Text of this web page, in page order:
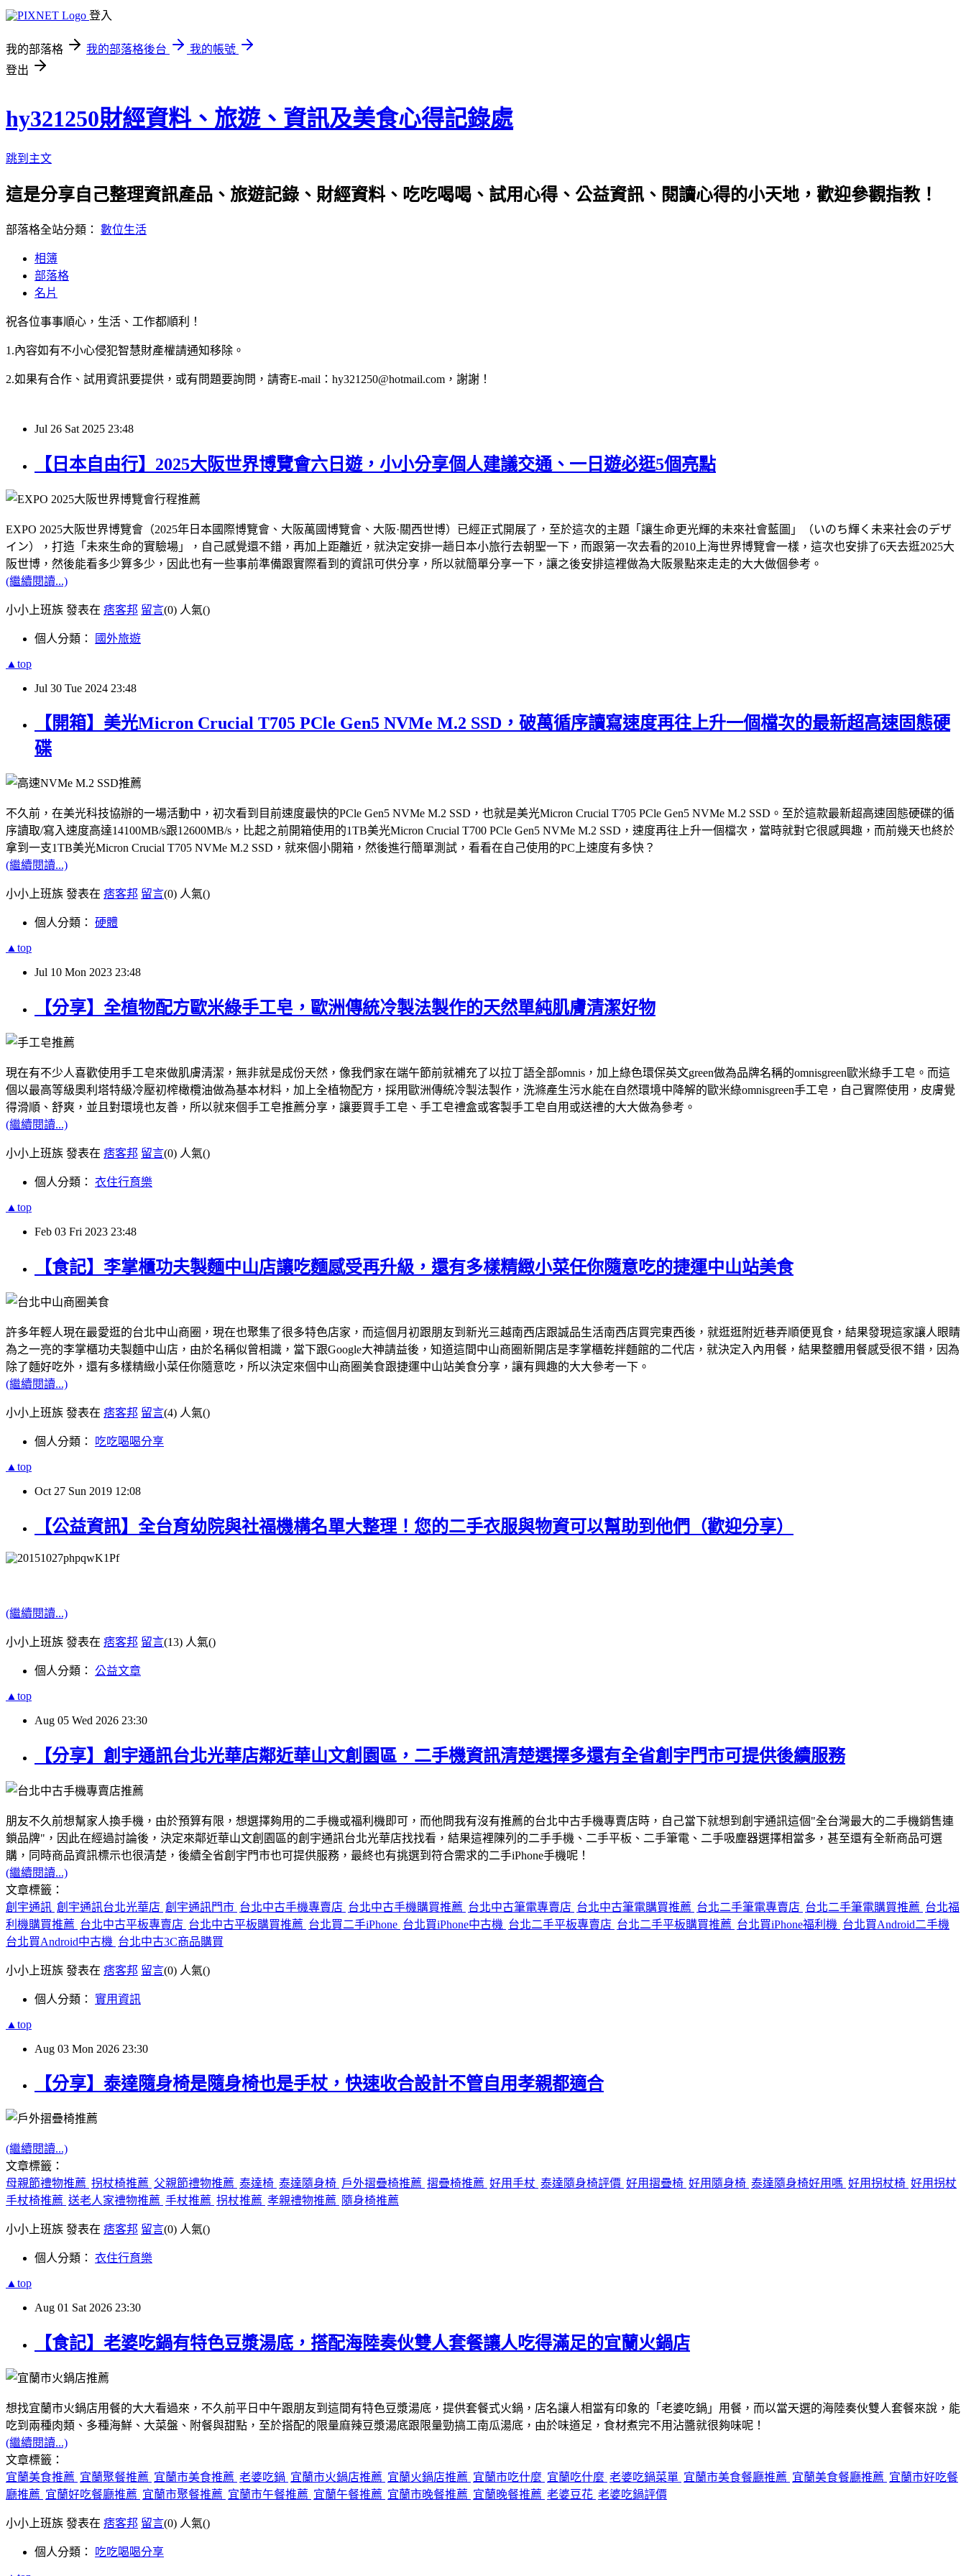
登入
我的部落格 我的部落格後台
我的帳號
登出
hy321250財經資料、旅遊、資訊及美食心得記錄處
跳到主文
這是分享自己整理資訊產品、旅遊記錄、財經資料、吃吃喝喝、試用心得、公益資訊、閱讀心得的小天地，歡迎參觀指教！
部落格全站分類： 數位生活
相簿
部落格
名片
祝各位事事順心，生活、工作都順利！
1.內容如有不小心侵犯智慧財產權請通知移除。
2.如果有合作、試用資訊要提供，或有問題要詢問，請寄E-mail：hy321250@hotmail.com，謝謝！
Jul 26 Sat 2025 23:48
【日本自由行】2025大阪世界博覽會六日遊，小小分享個人建議交通、一日遊必逛5個亮點
EXPO 2025大阪世界博覽會（2025年日本國際博覽會、大阪萬國博覽會、大阪·關西世博）已經正式開展了，至於這次的主題「讓生命更光輝的未來社會藍圖」（いのち輝く未来社会のデザ
イン），打造「未來生命的實驗場」，自己感覺還不錯，再加上距離近，就決定安排一趟日本小旅行去朝聖一下，而跟第一次去看的2010上海世界博覽會一樣，這次也安排了6天去逛2025大
阪世博，然後能看多少算多少，因此也有一些事前準備跟實際看到的資訊可供分享，所以就簡單分享一下，讓之後安排這裡做為大阪景點來走走的大大做個參考。
(繼續閱讀...)
小小上班族 發表在 痞客邦 留言(0) 人氣()
個人分類： 國外旅遊
▲top
Jul 30 Tue 2024 23:48
【開箱】美光Micron Crucial T705 PCle Gen5 NVMe M.2 SSD，破萬循序讀寫速度再往上升一個檔次的最新超高速固態硬
碟
不久前，在美光科技協辦的一場活動中，初次看到目前速度最快的PCle Gen5 NVMe M.2 SSD，也就是美光Micron Crucial T705 PCle Gen5 NVMe M.2 SSD。至於這款最新超高速固態硬碟的循
序讀取/寫入速度高達14100MB/s跟12600MB/s，比起之前開箱使用的1TB美光Micron Crucial T700 PCle Gen5 NVMe M.2 SSD，速度再往上升一個檔次，當時就對它很感興趣，而前幾天也終於
拿到一支1TB美光Micron Crucial T705 NVMe M.2 SSD，就來個小開箱，然後進行簡單測試，看看在自己使用的PC上速度有多快？
(繼續閱讀...)
小小上班族 發表在 痞客邦 留言(0) 人氣()
個人分類： 硬體
▲top
Jul 10 Mon 2023 23:48
【分享】全植物配方歐米綠手工皂，歐洲傳統冷製法製作的天然單純肌膚清潔好物
現在有不少人喜歡使用手工皂來做肌膚清潔，無非就是成份天然，像我們家在端午節前就補充了以拉丁語全部omnis，加上綠色環保英文green做為品牌名稱的omnisgreen歐米綠手工皂。而這
個以最高等級奧利塔特級冷壓初榨橄欖油做為基本材料，加上全植物配方，採用歐洲傳統冷製法製作，洗滌產生污水能在自然環境中降解的歐米綠omnisgreen手工皂，自己實際使用，皮膚覺
得滑順、舒爽，並且對環境也友善，所以就來個手工皂推薦分享，讓要買手工皂、手工皂禮盒或客製手工皂自用或送禮的大大做為參考。
(繼續閱讀...)
小小上班族 發表在 痞客邦 留言(0) 人氣()
個人分類： 衣住行育樂
▲top
Feb 03 Fri 2023 23:48
【食記】李掌櫃功夫製麵中山店讓吃麵感受再升級，還有多樣精緻小菜任你隨意吃的捷運中山站美食
許多年輕人現在最愛逛的台北中山商圈，現在也聚集了很多特色店家，而這個月初跟朋友到新光三越南西店跟誠品生活南西店買完東西後，就逛逛附近巷弄順便覓食，結果發現這家讓人眼睛
為之一亮的李掌櫃功夫製麵中山店，由於名稱似曾相識，當下跟Google大神請益後，知道這間中山商圈新開店是李掌櫃乾拌麵館的二代店，就決定入內用餐，結果整體用餐感受很不錯，因為
除了麵好吃外，還有多樣精緻小菜任你隨意吃，所以決定來個中山商圈美食跟捷運中山站美食分享，讓有興趣的大大參考一下。
(繼續閱讀...)
小小上班族 發表在 痞客邦 留言(4) 人氣()
個人分類： 吃吃喝喝分享
▲top
Oct 27 Sun 2019 12:08
【公益資訊】全台育幼院與社福機構名單大整理！您的二手衣服與物資可以幫助到他們（歡迎分享）
(繼續閱讀...)
小小上班族 發表在 痞客邦 留言(13) 人氣()
個人分類： 公益文章
▲top
Aug 05 Wed 2026 23:30
【分享】創宇通訊台北光華店鄰近華山文創園區，二手機資訊清楚選擇多還有全省創宇門市可提供後續服務
朋友不久前想幫家人換手機，由於預算有限，想選擇夠用的二手機或福利機即可，而他問我有沒有推薦的台北中古手機專賣店時，自己當下就想到創宇通訊這個"全台灣最大的二手機銷售連
鎖品牌"，因此在經過討論後，決定來鄰近華山文創園區的創宇通訊台北光華店找找看，結果這裡陳列的二手手機、二手平板、二手筆電、二手吸塵器選擇相當多，甚至還有全新商品可選
購，同時商品資訊標示也很清楚，後續全省創宇門市也可提供服務，最終也有挑選到符合需求的二手iPhone手機呢！
(繼續閱讀...)
文章標籤：
創宇通訊 創宇通訊台北光華店 創宇通訊門市 台北中古手機專賣店 台北中古手機購買推薦 台北中古筆電專賣店 台北中古筆電購買推薦 台北二手筆電專賣店 台北二手筆電購買推薦 台北福
利機購買推薦 台北中古平板專賣店 台北中古平板購買推薦 台北買二手iPhone 台北買iPhone中古機 台北二手平板專賣店 台北二手平板購買推薦 台北買iPhone福利機 台北買Android二手機
台北買Android中古機 台北中古3C商品購買
小小上班族 發表在 痞客邦 留言(0) 人氣()
個人分類： 實用資訊
▲top
Aug 03 Mon 2026 23:30
【分享】泰達隨身椅是隨身椅也是手杖，快速收合設計不管自用孝親都適合
(繼續閱讀...)
文章標籤：
母親節禮物推薦 拐杖椅推薦 父親節禮物推薦 泰達椅 泰達隨身椅 戶外摺疊椅推薦 摺疊椅推薦 好用手杖 泰達隨身椅評價 好用摺疊椅 好用隨身椅 泰達隨身椅好用嗎 好用拐杖椅 好用拐杖
手杖椅推薦 送老人家禮物推薦 手杖推薦 拐杖推薦 孝親禮物推薦 隨身椅推薦
小小上班族 發表在 痞客邦 留言(0) 人氣()
個人分類： 衣住行育樂
▲top
Aug 01 Sat 2026 23:30
【食記】老婆吃鍋有特色豆漿湯底，搭配海陸奏伙雙人套餐讓人吃得滿足的宜蘭火鍋店
想找宜蘭市火鍋店用餐的大大看過來，不久前平日中午跟朋友到這間有特色豆漿湯底，提供套餐式火鍋，店名讓人相當有印象的「老婆吃鍋」用餐，而以當天選的海陸奏伙雙人套餐來說，能
吃到兩種肉類、多種海鮮、大菜盤、附餐與甜點，至於搭配的限量麻辣豆漿湯底跟限量勁搞工南瓜湯底，由於味道足，食材煮完不用沾醬就很夠味呢！
(繼續閱讀...)
文章標籤：
宜蘭美食推薦 宜蘭聚餐推薦 宜蘭市美食推薦 老婆吃鍋 宜蘭市火鍋店推薦 宜蘭火鍋店推薦 宜蘭市吃什麼 宜蘭吃什麼 老婆吃鍋菜單 宜蘭市美食餐廳推薦 宜蘭美食餐廳推薦 宜蘭市好吃餐
廳推薦 宜蘭好吃餐廳推薦 宜蘭市聚餐推薦 宜蘭市午餐推薦 宜蘭午餐推薦 宜蘭市晚餐推薦 宜蘭晚餐推薦 老婆豆花 老婆吃鍋評價
小小上班族 發表在 痞客邦 留言(0) 人氣()
個人分類： 吃吃喝喝分享